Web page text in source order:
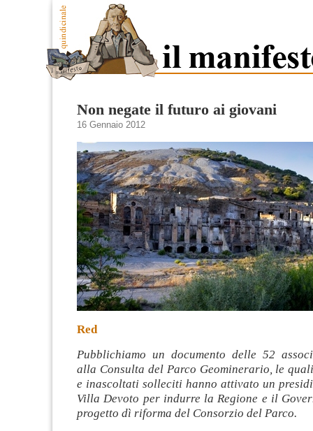
Non negate il futuro ai giovani
16 Gennaio 2012
Red
Pubblichiamo un documento delle 52
alla Consulta del Parco Geominerario, le
e inascoltati solleciti hanno attivato un
Villa Devoto per indurre la Regione e il
progetto dì riforma del Consorzio del Parco.